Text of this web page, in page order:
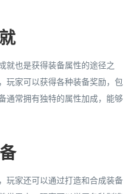
就也是获得装备属性的途径之
玩家可以获得各种装备奖励，包
通常拥有独特的属性加成，能够
玩家还可以通过打造和合成装备